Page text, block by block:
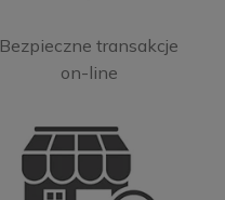
Bezpieczne transakcje
on-line